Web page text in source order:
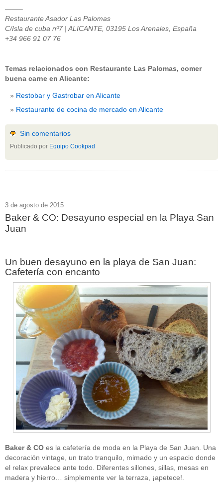
——–
Restaurante Asador Las Palomas
C/Isla de cuba nº7 | ALICANTE, 03195 Los Arenales, España
+34 966 91 07 76
Temas relacionados con Restaurante Las Palomas, comer
buena carne en Alicante:
Restobar y Gastrobar en Alicante
Restaurante de cocina de mercado en Alicante
Sin comentarios
Publicado por Equipo Cookpad
3 de agosto de 2015
Baker & CO: Desayuno especial en la Playa San
Juan
Un buen desayuno en la playa de San Juan:
Cafetería con encanto
Baker & CO es la cafetería de moda en la Playa de San Juan. Una
decoración vintage, un trato tranquilo, mimado y un espacio donde
el relax prevalece ante todo. Diferentes sillones, sillas, mesas en
madera y hierro… simplemente ver la terraza, ¡apetece!.